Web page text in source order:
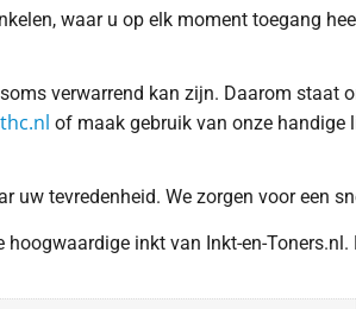
waar u op elk moment toegang
verwarrend kan zijn. Daarom
of maak gebruik van onze handige
uw tevredenheid. We zorgen voor
inkt van Inkt-en-